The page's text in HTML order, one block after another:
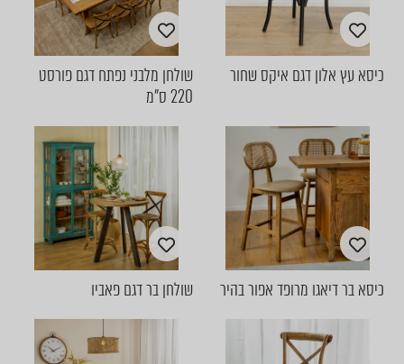
כיסא עץ אלון דגם איקס שחור
שולחן מלבני נפתח דגם פורסט
220 ס"מ
כיסא בר דיאגו מרופד אפור בהיר שולחן בר דגם פאביו